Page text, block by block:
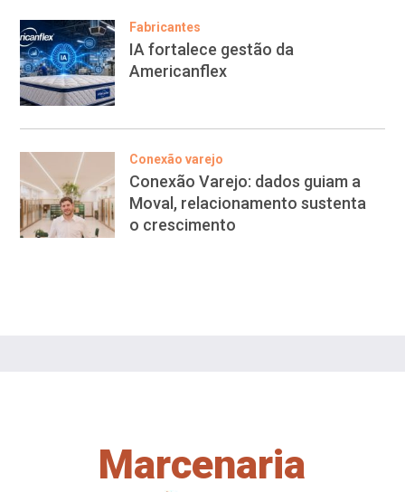
Fabricantes
IA fortalece gestão da
Americanflex
Conexão varejo
Conexão Varejo: dados guiam a
Moval, relacionamento sustenta
o crescimento
Marcenaria